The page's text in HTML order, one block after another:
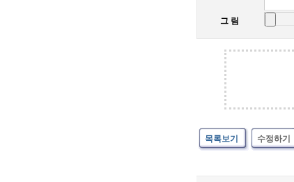
그 림
목록보기 수정하기